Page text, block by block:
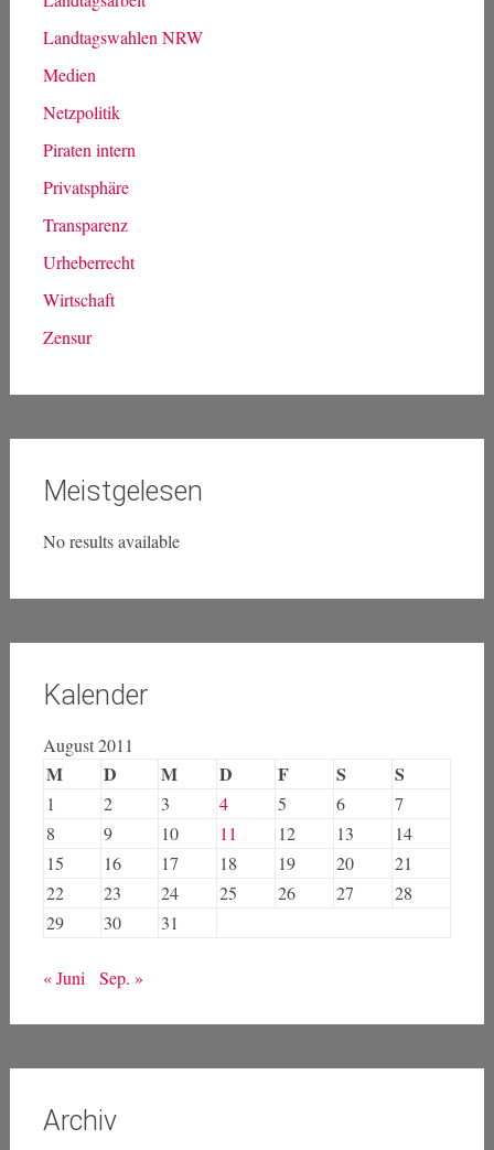
Landtagswahlen NRW
Medien
Netzpolitik
Piraten intern
Privatsphäre
Transparenz
Urheberrecht
Wirtschaft
Zensur
Meistgelesen
No results available
Kalender
August 2011
M D M D F S S
1 2 3 4 5 6
7
8
9 10 11 12 13
14
15
16 17 18 19 20
21
22
23 24 25 26 27
28
29
30 31
« Juni Sep. »
Archiv